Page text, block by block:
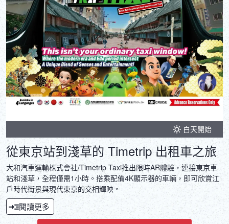
白天開始
從東京站到淺草的 Timetrip 出租車之旅
大和汽車運輸株式會社/Timetrip Taxi推出限時AR體驗，連接東京車
站和淺草，全程僅需1小時。搭乘配備4K顯示器的車輛，即可欣賞江
戶時代街景與現代東京的交相輝映。
閱讀更多